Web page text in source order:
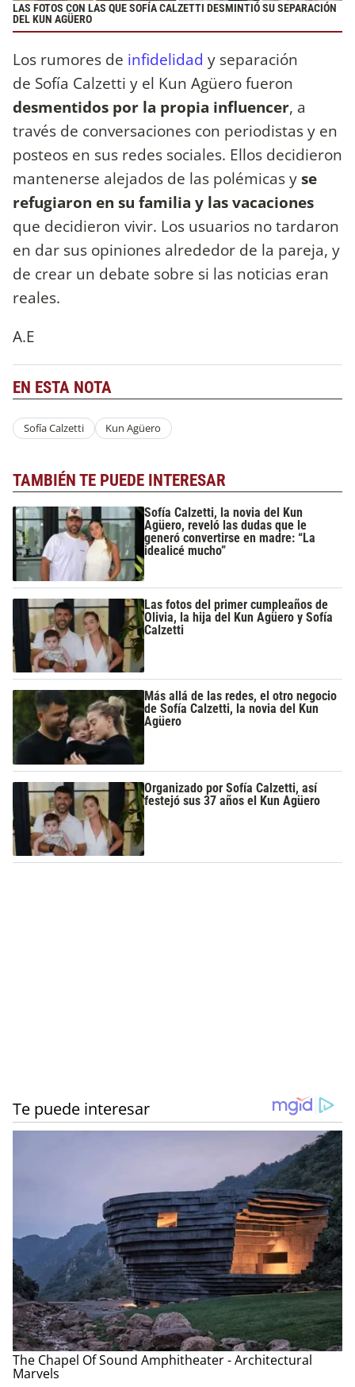
LAS FOTOS CON LAS QUE SOFÍA CALZETTI DESMINTIÓ SU SEPARACIÓN
DEL KUN AGÜERO
Los rumores de infidelidad y separación
de Sofía Calzetti y el Kun Agüero fueron
desmentidos por la propia influencer, a
través de conversaciones con periodistas y en
posteos en sus redes sociales. Ellos decidieron
mantenerse alejados de las polémicas yse
refugiaron en su familia y las vacaciones
que decidieron vivir. Los usuarios no tardaron
en dar sus opiniones alrededor de la pareja, y
de crear un debate sobre si las noticias eran
reales.
A.E
EN ESTA NOTA
Sofía Calzetti Kun Agüero
TAMBIÉN TE PUEDE INTERESAR
Sofía Calzetti, la novia del Kun
Agüero, reveló las dudas que le
generó convertirse en madre: “La
idealicé mucho”
Las fotos del primer cumpleaños de
Olivia, la hija del Kun Agüero y Sofía
Calzetti
Más allá de las redes, el otro negocio
de Sofía Calzetti, la novia del Kun
Agüero
Organizado por Sofía Calzetti, así
festejó sus 37 años el Kun Agüero